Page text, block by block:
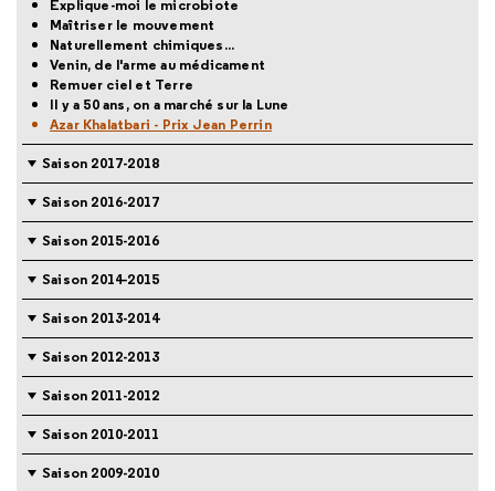
Explique-moi le microbiote
Maîtriser le mouvement
Naturellement chimiques...
Venin, de l'arme au médicament
Remuer ciel et Terre
Il y a 50 ans, on a marché sur la Lune
Azar Khalatbari - Prix Jean Perrin
Saison 2017-2018
Saison 2016-2017
Saison 2015-2016
Saison 2014-2015
Saison 2013-2014
Saison 2012-2013
Saison 2011-2012
Saison 2010-2011
Saison 2009-2010